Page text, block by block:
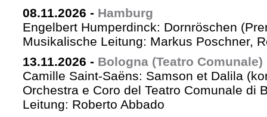
08.11.2026 - Hamburg
Engelbert Humperdinck: Dornröschen
Musikalische Leitung: Markus Poschner,
13.11.2026 - Bologna (Teatro Comunale)
Camille Saint-Saëns: Samson et Dalila
Orchestra e Coro del Teatro Comunale di
Leitung: Roberto Abbado